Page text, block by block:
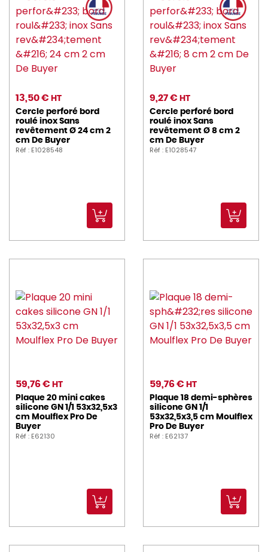
13,50 € HT
Cercle perforé bord
roulé inox Sans
revêtement Ø 24 cm 2
cm De Buyer
Réf : E1028548
9,27 € HT
Cercle perforé bord
roulé inox Sans
revêtement Ø 8 cm 2
cm De Buyer
Réf : E1028547
59,76 € HT
Plaque 20 mini cakes
silicone GN 1/1 53x32,5x3
cm Moulflex Pro De
Buyer
Réf : E62130
59,76 € HT
Plaque 18 demi-sphères
silicone GN 1/1
53x32,5x3,5 cm Moulflex
Pro De Buyer
Réf : E62137